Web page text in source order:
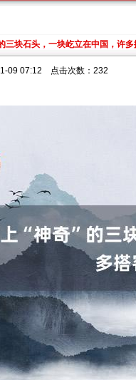
三块石头，一块屹立在中国，许多
09 07:12 点击次数：232